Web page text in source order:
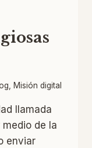
Misión digital
llamada
de la
enviar